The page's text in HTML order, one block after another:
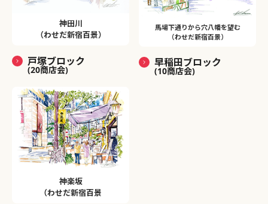
神田川
（わせだ新宿百景）
戸塚ブロック
(20商店会)
馬場下通りから穴八幡を望む
（わせだ新宿百景）
早稲田ブロック
(10商店会)
神楽坂
（わせだ新宿百景